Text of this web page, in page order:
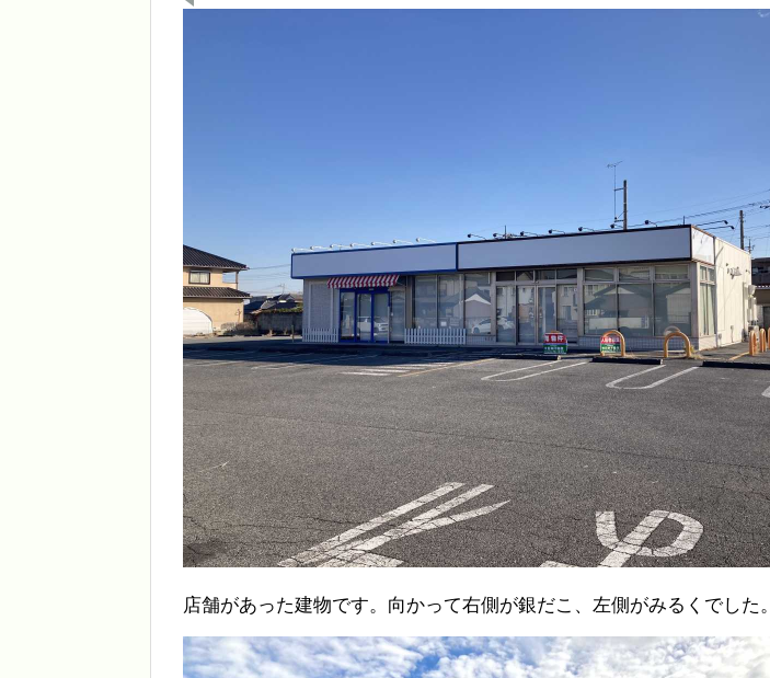
店舗があった建物です。向かって右側が銀だこ、左側がみるくでした。